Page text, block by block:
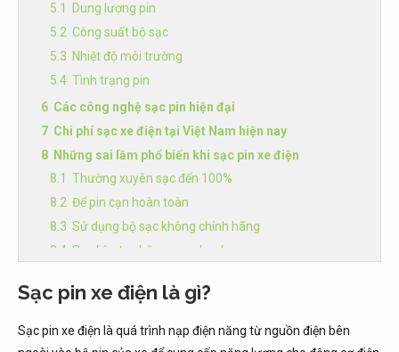
Dung lượng pin
Công suất bộ sạc
Nhiệt độ môi trường
Tình trạng pin
Các công nghệ sạc pin hiện đại
Chi phí sạc xe điện tại Việt Nam hiện nay
Những sai lầm phổ biến khi sạc pin xe điện
Thường xuyên sạc đến 100%
Để pin cạn hoàn toàn
Sử dụng bộ sạc không chính hãng
Sạc liên tục bằng sạc nhanh
Sạc xe điện mùa mưa có an toàn không?
Ưu điểm của việc sạc xe điện so với đổ xăng
Sạc pin xe điện là gì?
Sạc pin xe điện là quá trình nạp điện năng từ nguồn điện bên